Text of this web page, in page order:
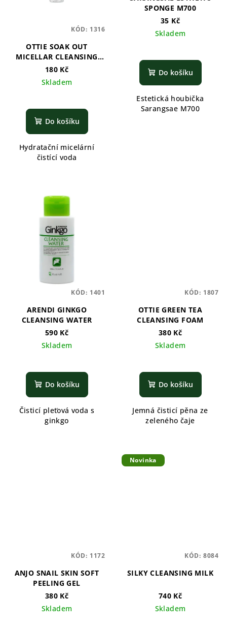
OTTIE SOAK OUT
MICELLAR CLEANSING
WATER - 100ml
180 Kč
Skladem
Do košíku
Hydratační micelární
čistící voda
KÓD: 1316
SPONGE M700
35 Kč
Skladem
Do košíku
Estetická houbička
Sarangsae M700
ARENDI GINKGO
CLEANSING WATER
590 Kč
Skladem
Do košíku
Čisticí pleťová voda s
ginkgo
KÓD: 1401
OTTIE GREEN TEA
CLEANSING FOAM
380 Kč
Skladem
Do košíku
Jemná čisticí pěna ze
zeleného čaje
KÓD: 1807
ANJO SNAIL SKIN SOFT
PEELING GEL
380 Kč
Skladem
KÓD: 1172
Novinka
SILKY CLEANSING MILK
740 Kč
Skladem
KÓD: 8084